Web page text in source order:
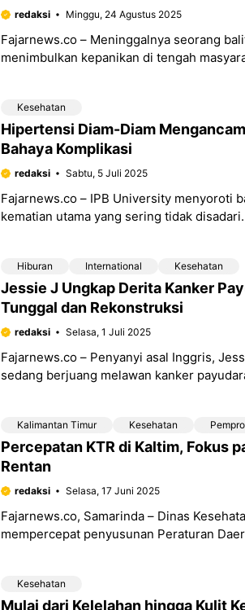
redaksi Minggu, 24 Agustus 2025
Fajarnews.co – Meninggalnya seorang
menimbulkan kepanikan di tengah
Kesehatan
Hipertensi Diam-Diam
Bahaya Komplikasi
redaksi Sabtu, 5 Juli 2025
Fajarnews.co – IPB University menyoroti
kematian utama yang sering tidak
Hiburan International Kesehatan
Jessie J Ungkap Derita Kanker
Tunggal dan Rekonstruksi
redaksi Selasa, 1 Juli 2025
Fajarnews.co – Penyanyi asal Inggris,
sedang berjuang melawan kanker
Kalimantan Timur Kesehatan
Percepatan KTR di Kaltim, Fokus
Rentan
redaksi Selasa, 17 Juni 2025
Fajarnews.co, Samarinda – Dinas
mempercepat penyusunan Peraturan
Kesehatan
Mulai dari Kelelahan hingga Kulit